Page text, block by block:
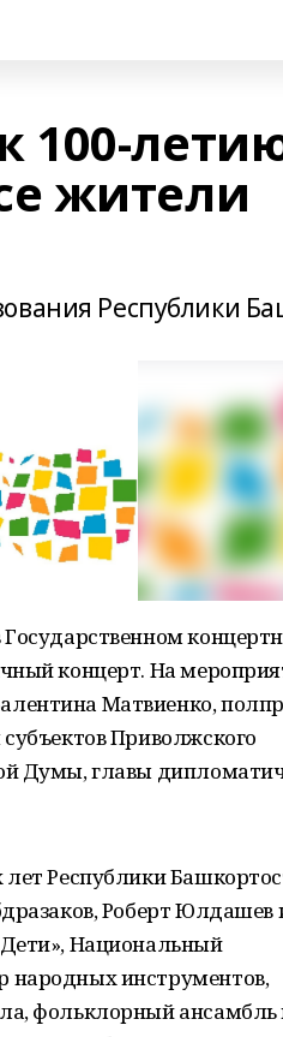
100-
жители
Республики
концерт. На
Матвиенко,
Приволжского
Думы, главы
Республики
Роберт Юлдашев
Национальный
народных инструментов,
фольклорный ансамбль